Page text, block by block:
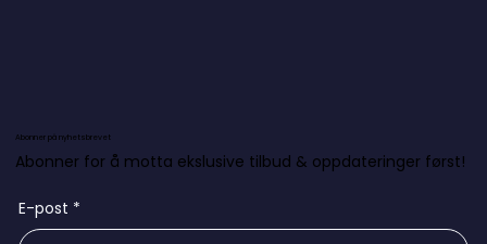
Abonner på nyhetsbrevet
Abonner for å motta ekslusive tilbud & oppdateringer først!
E-post *